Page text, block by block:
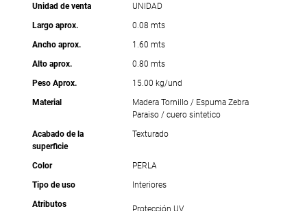
Unidad de venta
UNIDAD
Largo aprox.
0.08 mts
Ancho aprox.
1.60 mts
Alto aprox.
0.80 mts
Peso Aprox.
15.00 kg/und
Material
Madera Tornillo / Espuma Zebra
Paraiso / cuero sintetico
Acabado de la
superficie
Texturado
Color
PERLA
Tipo de uso
Interiores
Atributos
Protección UV